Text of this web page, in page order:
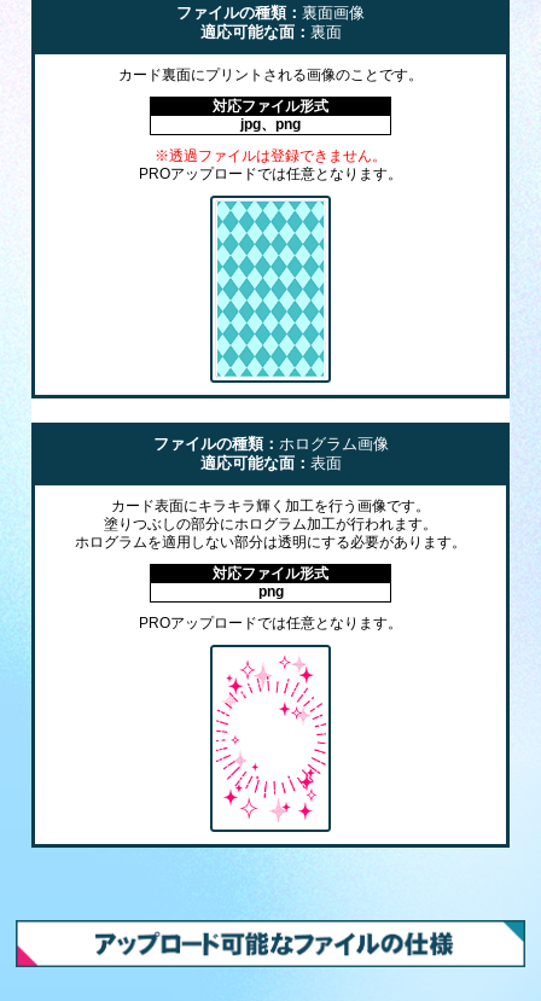
ファイルの種類： 裏面画像
適応可能な面： 裏面
カード裏面にプリントされる画像のことです。
対応ファイル形式
jpg、png
※透過ファイルは登録できません。
PROアップロードでは任意となります。
ファイルの種類： ホログラム画像
適応可能な面： 表面
カード表面にキラキラ輝く加工を行う画像です。
塗りつぶしの部分にホログラム加工が行われます。
ホログラムを適用しない部分は透明にする必要があります。
対応ファイル形式
png
PROアップロードでは任意となります。